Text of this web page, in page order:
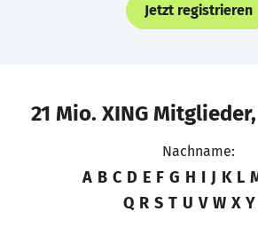
Jetzt registrieren
21 Mio. XING
Nachname:
A B C D E F G H I J K L
Q R S T U V W X Y